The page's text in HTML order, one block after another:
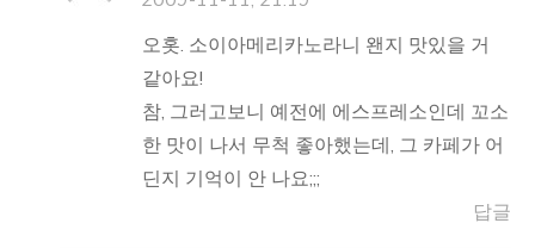
오홋. 소이아메리카노라니 왠지 맛있을 거
같아요!
참, 그러고보니 예전에 에스프레소인데 꼬소
한 맛이 나서 무척 좋아했는데, 그 카페가 어
딘지 기억이 안 나요;;;
답글